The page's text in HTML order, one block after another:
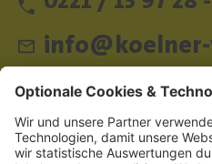
Schnellzugriff